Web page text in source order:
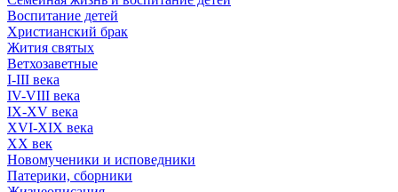
Воспитание детей
Христианский брак
Жития святых
Ветхозаветные
I-III века
IV-VIII века
IX-XV века
XVI-XIX века
XX век
Новомученики и исповедники
Патерики, сборники